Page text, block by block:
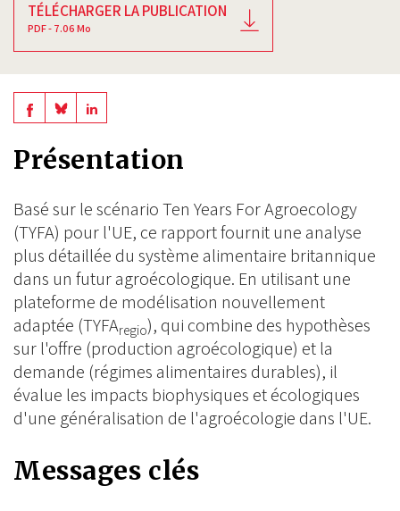
TÉLÉCHARGER LA PUBLICATION
PDF - 7.06 Mo
Share
on
Share
BlueSky
Share
Linkedin
Présentation
Basé sur le scénario Ten Years For Agroecology
(TYFA) pour l'UE, ce rapport fournit une analyse
plus détaillée du système alimentaire britannique
dans un futur agroécologique. En utilisant une
plateforme de modélisation nouvellement
adaptée (TYFAregio), qui combine des hypothèses
sur l'offre (production agroécologique) et la
demande (régimes alimentaires durables), il
évalue les impacts biophysiques et écologiques
d'une généralisation de l'agroécologie dans l'UE.
Messages clés